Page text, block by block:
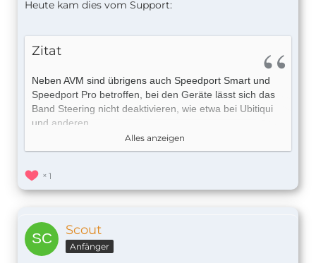
Heute kam dies vom Support:
Zitat
Neben AVM sind übrigens auch Speedport Smart und
Speedport Pro betroffen, bei den Geräte lässt sich das
Band Steering nicht deaktivieren, wie etwa bei Ubitiqui
und anderen.
Ich habe Dir mal den Text beigepackt, den wir
vorgesehen haben.
Dein Router nutzt Band Steering, auch AP Steering
Alles anzeigen
1
Scout
Anfänger